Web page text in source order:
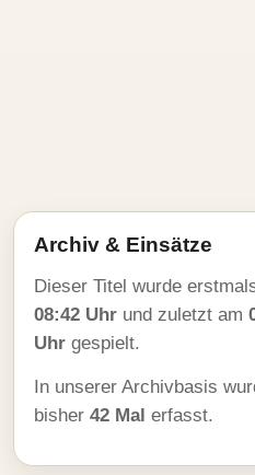
Archiv & Einsätze
Dieser Titel wurde
08:42 Uhr und zuletzt am
Uhr gespielt.
In unserer Archivbasis
bisher 42 Mal erfasst.